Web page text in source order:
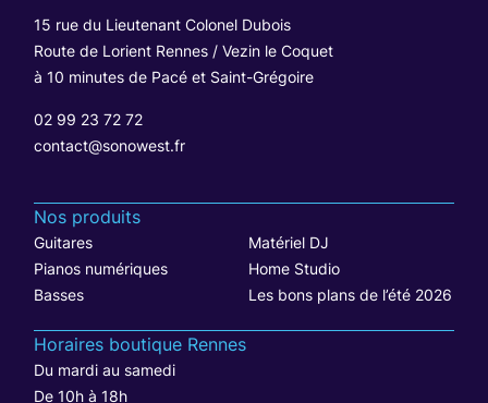
15 rue du Lieutenant Colonel Dubois
Route de Lorient Rennes / Vezin le Coquet
à 10 minutes de Pacé et Saint-Grégoire
02 99 23 72 72
contact@sonowest.fr
Nos produits
Guitares
Matériel DJ
Pianos numériques
Home Studio
Basses
Les bons plans de l’été 2026
Horaires boutique Rennes
Du mardi au samedi
De 10h à 18h